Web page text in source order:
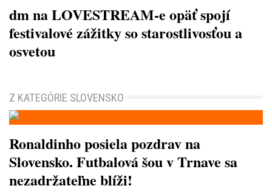
dm na LOVESTREAM-e opäť spojí
festivalové zážitky so starostlivosťou a
osvetou
Z KATEGÓRIE SLOVENSKO
Ronaldinho posiela pozdrav na
Slovensko. Futbalová šou v Trnave sa
nezadržateľne blíži!